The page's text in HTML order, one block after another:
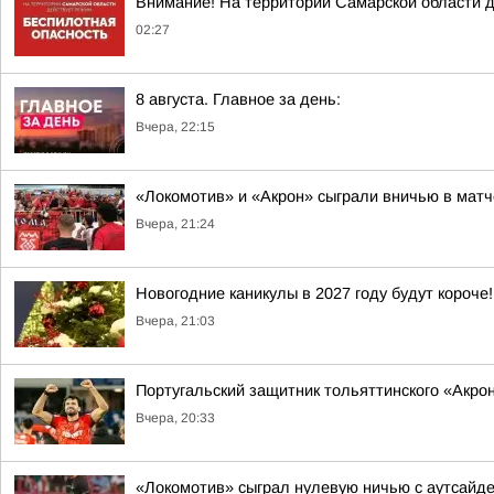
02:27
8 августа. Главное за день:
Вчера, 22:15
«Локомотив» и «Акрон» сыграли вничью в
Вчера, 21:24
Новогодние каникулы в 2027 году будут короче!
Вчера, 21:03
Португальский защитник тольяттинского
Вчера, 20:33
«Локомотив» сыграл нулевую ничью с